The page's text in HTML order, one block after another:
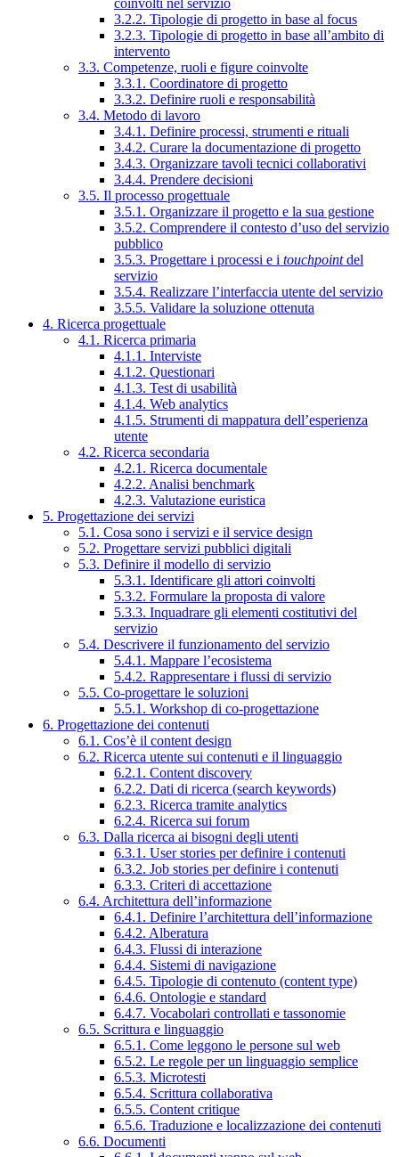
coinvolti nel servizio
3.2.2. Tipologie di progetto in base al focus
3.2.3. Tipologie di progetto in base all’ambito di
intervento
3.3. Competenze, ruoli e figure coinvolte
3.3.1. Coordinatore di progetto
3.3.2. Definire ruoli e responsabilità
3.4. Metodo di lavoro
3.4.1. Definire processi, strumenti e rituali
3.4.2. Curare la documentazione di progetto
3.4.3. Organizzare tavoli tecnici collaborativi
3.4.4. Prendere decisioni
3.5. Il processo progettuale
3.5.1. Organizzare il progetto e la sua gestione
3.5.2. Comprendere il contesto d’uso del servizio
pubblico
3.5.3. Progettare i processi e i touchpointdel
servizio
3.5.4. Realizzare l’interfaccia utente del servizio
3.5.5. Validare la soluzione ottenuta
4. Ricerca progettuale
4.1. Ricerca primaria
4.1.1. Interviste
4.1.2. Questionari
4.1.3. Test di usabilità
4.1.4. Web analytics
4.1.5. Strumenti di mappatura dell’esperienza
utente
4.2. Ricerca secondaria
4.2.1. Ricerca documentale
4.2.2. Analisi benchmark
4.2.3. Valutazione euristica
5. Progettazione dei servizi
5.1. Cosa sono i servizi e il service design
5.2. Progettare servizi pubblici digitali
5.3. Definire il modello di servizio
5.3.1. Identificare gli attori coinvolti
5.3.2. Formulare la proposta di valore
5.3.3. Inquadrare gli elementi costitutivi del
servizio
5.4. Descrivere il funzionamento del servizio
5.4.1. Mappare l’ecosistema
5.4.2. Rappresentare i flussi di servizio
5.5. Co-progettare le soluzioni
5.5.1. Workshop di co-progettazione
6. Progettazione dei contenuti
6.1. Cos’è il content design
6.2. Ricerca utente sui contenuti e il linguaggio
6.2.1. Content discovery
6.2.2. Dati di ricerca (search keywords)
6.2.3. Ricerca tramite analytics
6.2.4. Ricerca sui forum
6.3. Dalla ricerca ai bisogni degli utenti
6.3.1. User stories per definire i contenuti
6.3.2. Job stories per definire i contenuti
6.3.3. Criteri di accettazione
6.4. Architettura dell’informazione
6.4.1. Definire l’architettura dell’informazione
6.4.2. Alberatura
6.4.3. Flussi di interazione
6.4.4. Sistemi di navigazione
6.4.5. Tipologie di contenuto (content type)
6.4.6. Ontologie e standard
6.4.7. Vocabolari controllati e tassonomie
6.5. Scrittura e linguaggio
6.5.1. Come leggono le persone sul web
6.5.2. Le regole per un linguaggio semplice
6.5.3. Microtesti
6.5.4. Scrittura collaborativa
6.5.5. Content critique
6.5.6. Traduzione e localizzazione dei contenuti
6.6. Documenti